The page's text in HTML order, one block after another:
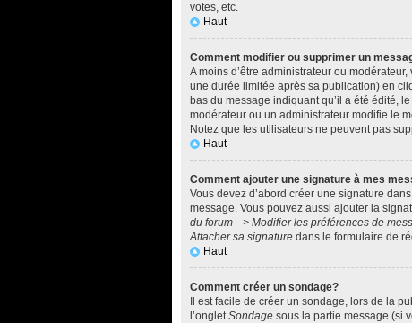
votes, etc.
Haut
Comment modifier ou supprimer un
A moins d’être administrateur ou
une durée limitée après sa publication) en
bas du message indiquant qu’il a été édité,
modérateur ou un administrateur modifie le
Notez que les utilisateurs ne peuvent pas
Haut
Comment ajouter une signature à mes
Vous devez d’abord créer une signature
message. Vous pouvez aussi ajouter la
du forum --> Modifier les préférences de
Attacher sa signature dans le formulaire de
Haut
Comment créer un sondage?
Il est facile de créer un sondage, lors de la
l’ongletSondage sous la partie message (si